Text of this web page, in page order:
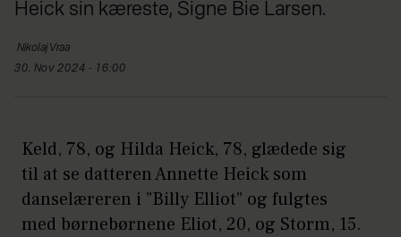
Heick sin kæreste, Signe Bie Larsen.
Nikolaj Vraa
30. Nov 2024 - 16:00
Keld, 78, og Hilda Heick, 78, glædede sig
til at se datteren Annette Heick som
danselæreren i ”Billy Elliot” og fulgtes
med børnebørnene Eliot, 20, og Storm, 15.